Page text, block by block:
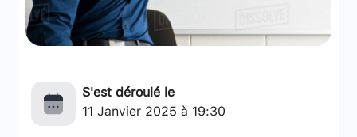
S'est déroulé le
11 Janvier 2025 à 19:30